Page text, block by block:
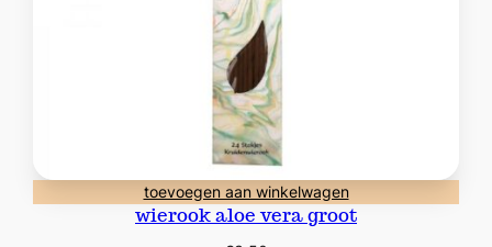
toevoegen aan winkelwagen
wierook aloe vera groot